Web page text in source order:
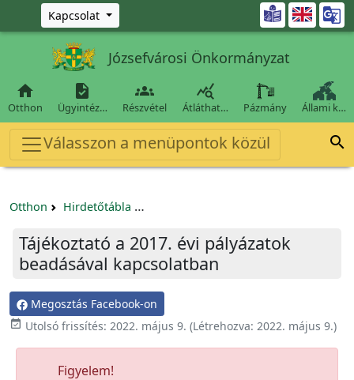
Ugrás a fő tartalomra
Kapcsolat 
Józsefvárosi Önkormányzat

Otthon

Ügyintéz…

Részvétel

Átláthat… Pázmány Állami k…
Válasszon a menüpontok közül 
Otthon Hirdetőtábla
Tájékoztató a 2017. évi pályázatok
beadásával kapcsolatban
Megosztás Facebook-on
 Utolsó frissítés: 2022. május 9. (Létrehozva: 2022. május 9.)
Figyelem!